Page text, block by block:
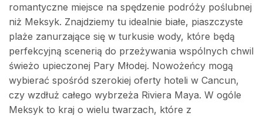
romantyczne miejsce na spędzenie podróży poślubnej
niż Meksyk. Znajdziemy tu idealnie białe, piaszczyste
plaże zanurzające się w turkusie wody, które będą
perfekcyjną scenerią do przeżywania wspólnych chwil
świeżo upieczonej Pary Młodej. Nowożeńcy mogą
wybierać spośród szerokiej oferty hoteli w Cancun,
czy wzdłuż całego wybrzeża Riviera Maya. W ogóle
Meksyk to kraj o wielu twarzach, które z